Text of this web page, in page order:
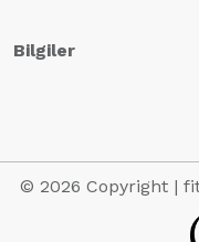
Bilgiler
© 2026 Copyright |